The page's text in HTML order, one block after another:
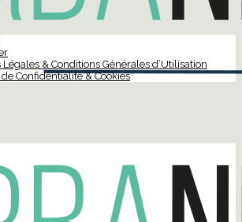
Légales & Conditions Générales d’Utilisation
Confidentialité & Cookies